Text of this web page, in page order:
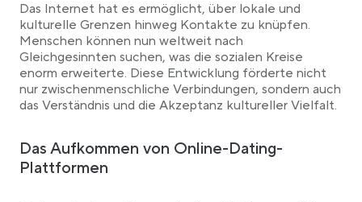
Das Internet hat es ermöglicht, über lokale und
kulturelle Grenzen hinweg Kontakte zu knüpfen.
Menschen können nun weltweit nach
Gleichgesinnten suchen, was die sozialen Kreise
enorm erweiterte. Diese Entwicklung förderte nicht
nur zwischenmenschliche Verbindungen, sondern auch
das Verständnis und die Akzeptanz kultureller Vielfalt.
Das Aufkommen von Online-Dating-
Plattformen